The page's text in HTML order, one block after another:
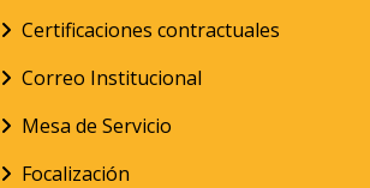
Certificaciones contractuales
Correo Institucional
Mesa de Servicio
Focalización